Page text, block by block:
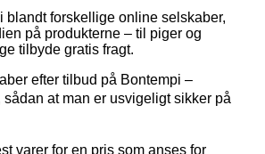
blandt forskellige online selskaber,
på produkterne – til piger og
tilbyde gratis fragt.
efter tilbud på Bontempi –
sådan at man er usvigeligt sikker på
varer for en pris som anses for